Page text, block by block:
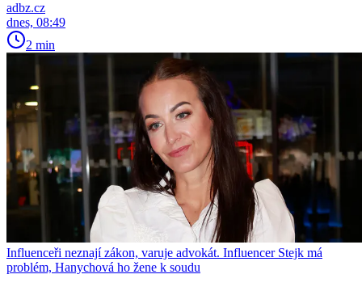
adbz.cz
dnes, 08:49
2 min
Influenceři neznají zákon, varuje advokát. Influencer Stejk má
problém, Hanychová ho žene k soudu